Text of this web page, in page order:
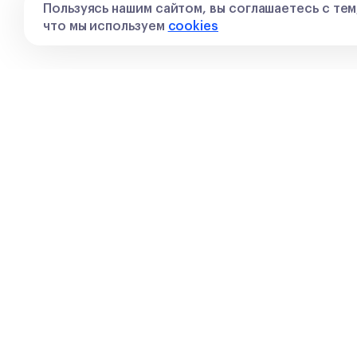
Пользуясь нашим сайтом, вы соглашаетесь с
что мы используем cookies